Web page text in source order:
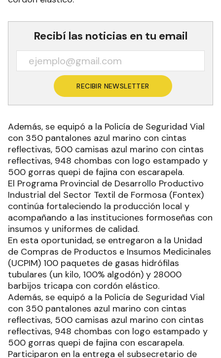
Recibí las noticias en tu email
RECIBIR NEWSLETTER
Además, se equipó a la Policía de Seguridad Vial
con 350 pantalones azul marino con cintas
reflectivas, 500 camisas azul marino con cintas
reflectivas, 948 chombas con logo estampado y
500 gorras quepi de fajina con escarapela.
El Programa Provincial de Desarrollo Productivo
Industrial del Sector Textil de Formosa (Fontex)
continúa fortaleciendo la producción local y
acompañando a las instituciones formoseñas con
insumos y uniformes de calidad.
En esta oportunidad, se entregaron a la Unidad
de Compras de Productos e Insumos Medicinales
(UCPIM) 100 paquetes de gasas hidrófilas
tubulares (un kilo, 100% algodón) y 28000
barbijos tricapa con cordón elástico.
Además, se equipó a la Policía de Seguridad Vial
con 350 pantalones azul marino con cintas
reflectivas, 500 camisas azul marino con cintas
reflectivas, 948 chombas con logo estampado y
500 gorras quepi de fajina con escarapela.
Participaron en la entrega el subsecretario de